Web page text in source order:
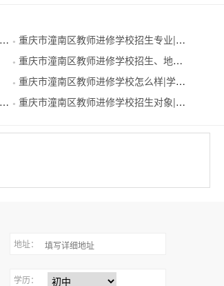
● 重庆市潼南区教师进修学校招生专业|招生代码
● 重庆市潼南区教师进修学校招生、地址及招生代码
● 重庆市潼南区教师进修学校怎么样|学校概况
● 重庆市潼南区教师进修学校招生对象|招生分数
地址：
学历：